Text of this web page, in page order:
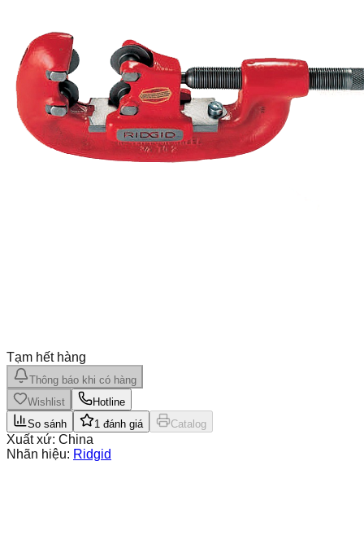
Tạm hết hàng
Thông báo khi có hàng
Wishlist
Hotline
So sánh
1 đánh giá Catalog
Xuất xứ: China
Nhãn hiệu: Ridgid